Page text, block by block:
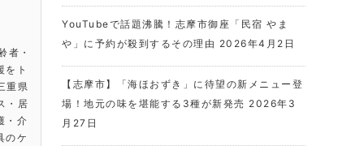
者・
をト
重県
・居
・介
のケ
YouTubeで話題沸騰！志摩市御座「民宿 やま
や」に予約が殺到するその理由 2026年4月2日
【志摩市】「海ほおずき」に待望の新メニュー登
場！地元の味を堪能する3種が新発売 2026年3
月27日